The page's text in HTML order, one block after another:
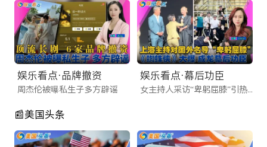
iTalkBB TV 承诺：
我们所有的内容均获得正版授权，这不仅保障了您的观看体验不
会因版权投诉而中断，更是对影视创作者的尊重。我们的技术团
队针对海外网络环境进行了深度CDN加速，无论您是在北美、
澳洲还是欧洲，都能享受到秒开不卡顿的极致体验。
iTalkBB TV 官网或下载 App。这里不仅有看不完的好剧，更有
连接全球华人的温情。让我们成为您海外生活中不可或缺的娱乐
娱乐看点·品牌撤资
周杰伦被曝私生子多方辟谣
娱乐看点·幕后功臣
女主持人采访“卑躬屈膝”引热议
📰美国头条